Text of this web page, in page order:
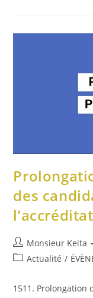
des
Monsieur Keita
Actualité /
1511. Prolongation